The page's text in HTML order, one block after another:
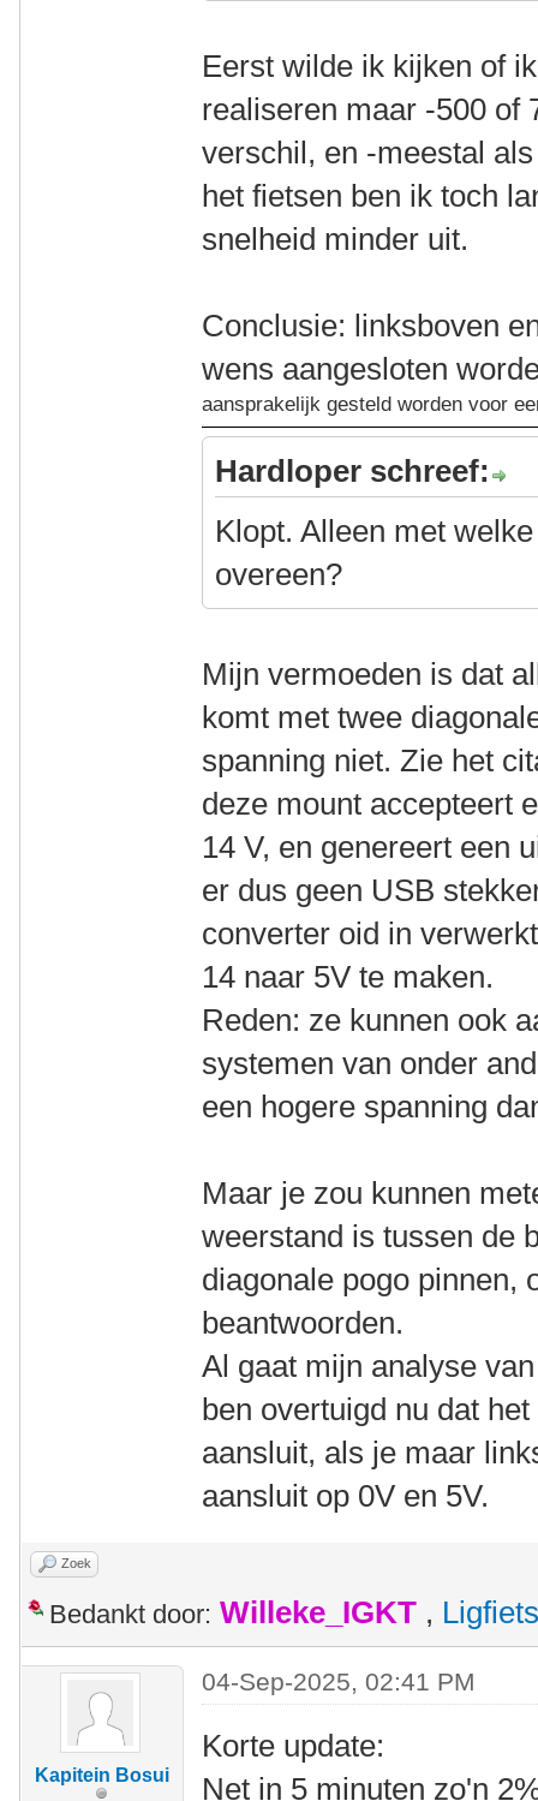
Eerst wilde ik kijken of
realiseren maar -500 of
verschil, en -meestal
het fietsen ben ik toch
snelheid minder uit.
Conclusie: linksboven
wens aangesloten
aansprakelijk gesteld worden voor
Hardloper schreef:
Klopt. Alleen met
overeen?
Mijn vermoeden is dat
komt met twee
spanning niet. Zie het
deze mount accepteert
14 V, en genereert een
er dus geen USB
converter oid in
14 naar 5V te maken.
Reden: ze kunnen ook
systemen van onder
een hogere spanning
Maar je zou kunnen
weerstand is tussen de
diagonale pogo pinnen,
beantwoorden.
Al gaat mijn analyse
ben overtuigd nu dat
aansluit, als je maar
aansluit op 0V en 5V.
Zoek
Bedankt door: Willeke_IGKT ,
Kapitein Bosui
04-Sep-2025, 02:41 PM
Korte update:
Net in 5 minuten zo'n